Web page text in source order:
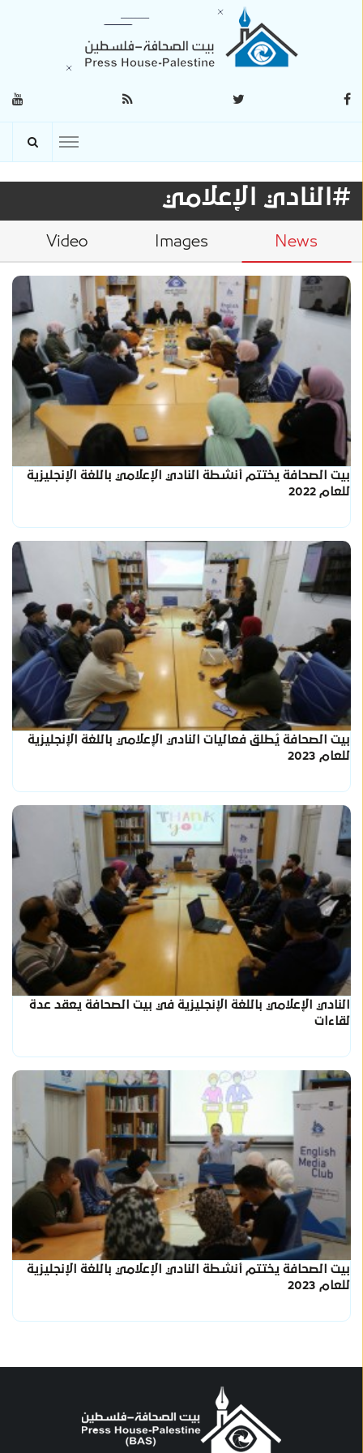
#النادي الإعلامي
News
Images
Video
بيت الصحافة يختتم أنشطة النادي الإعلامي باللغة الإنجليزية
للعام 2022
بيت الصحافة يُطلق فعاليات النادي الإعلامي باللغة الإنجليزية
للعام 2023
النادي الإعلامي باللغة الإنجليزية في بيت الصحافة يعقد عدة
لقاءات
بيت الصحافة يختتم أنشطة النادي الإعلامي باللغة الإنجليزية
للعام 2023